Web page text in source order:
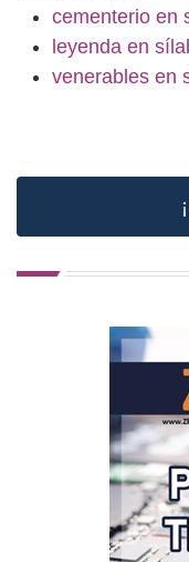
cementerio en
leyenda en
venerables en